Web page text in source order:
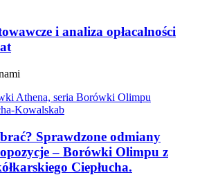
i analiza opłacalności
Sprawdzone odmiany
– Borówki Olimpu z
Ciepłucha.